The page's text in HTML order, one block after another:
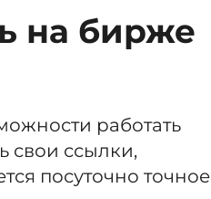
на бирже
работать
свои ссылки,
посуточно точное